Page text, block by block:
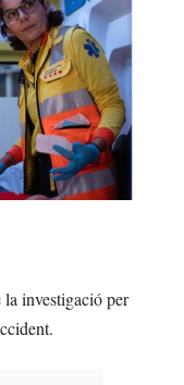
la investigació per